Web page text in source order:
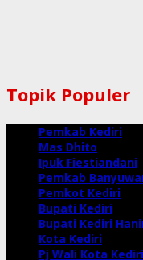
Topik Populer
Pemkab Kediri
Mas Dhito
Ipuk Fiestiandani
Pemkab
Pemkot Kediri
Bupati Kediri
Bupati Kediri
Kota Kediri
Pj Wali Kota Kediri